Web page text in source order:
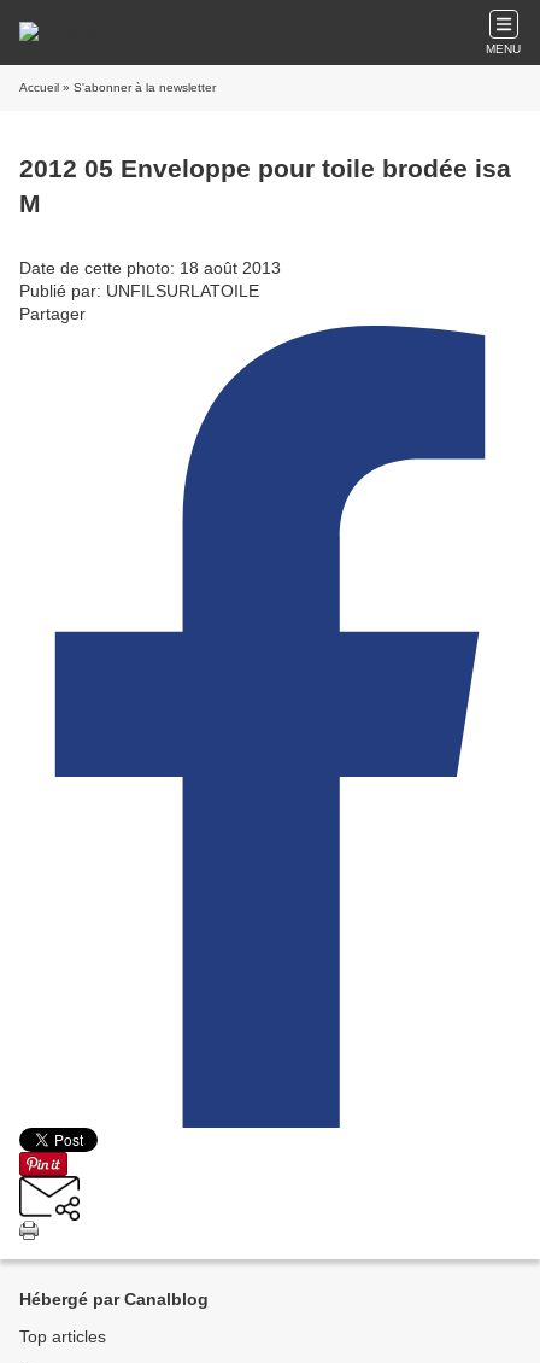
MENU
Accueil » S'abonner à la newsletter
2012 05 Enveloppe pour toile brodée isa
M
Date de cette photo: 18 août 2013
Publié par: UNFILSURLATOILE
Partager
Hébergé par Canalblog
Top articles